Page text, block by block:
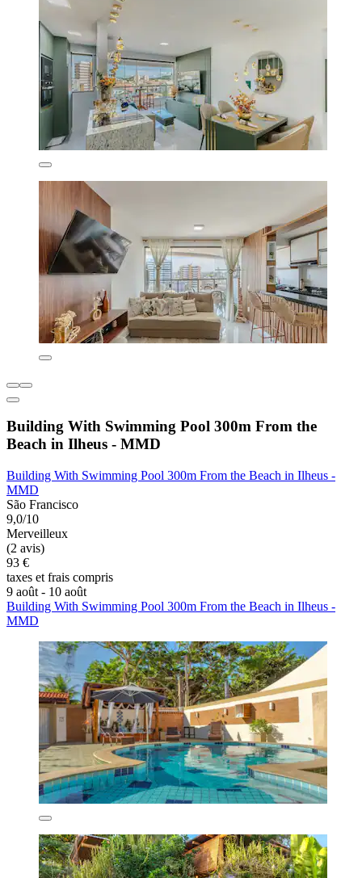
Building With Swimming Pool 300m From the
Beach in Ilheus - MMD
Building With Swimming Pool 300m From the Beach in Ilheus -
MMD
São Francisco
9,0/10
Merveilleux
(2 avis)
93 €
taxes et frais compris
9 août - 10 août
Building With Swimming Pool 300m From the Beach in Ilheus -
MMD